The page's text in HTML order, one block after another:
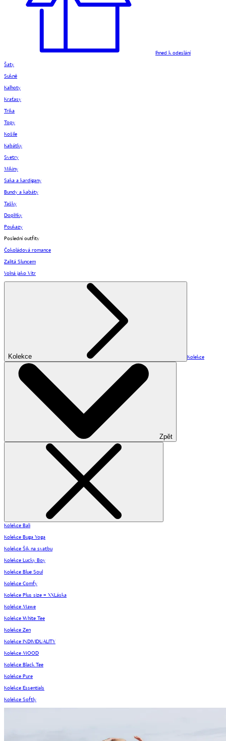
Ihned k odeslání
Šaty
Sukně
Kalhoty
Kraťasy
Trika
Topy
Košile
Kabátky
Svetry
Mikiny
Saka a kardigany
Bundy a kabáty
Tašky
Doplňky
Poukazy
Poslední outfity
Čokoládová romance
Zalitá Sluncem
Volná jako Vítr
Kolekce Kolekce
Zpět
Kolekce Bali
Kolekce Buga Yoga
Kolekce Šik na svatbu
Kolekce Lucky Boy
Kolekce Blue Soul
Kolekce Comfy
Kolekce Plus size = XXLáska
Kolekce Mawe
Kolekce White Tee
Kolekce Zen
Kolekce INDIVIDUALITY
Kolekce MOOD
Kolekce Black Tee
Kolekce Pure
Kolekce Essentials
Kolekce Softly